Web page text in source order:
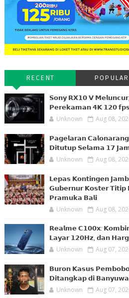
RECENT POPULAR
𝗦𝗼𝗻𝘆 𝗥𝗫𝟭𝟬 𝗩
𝗣𝗲𝗿𝗲𝗸𝗮𝗺𝗮𝗻 𝟰𝗞 𝟭𝟮𝟬 𝗳𝗽𝘀
Unknown Aug 08,
𝗣𝗮𝗴𝗲𝗹𝗮𝗿𝗮𝗻
𝗗𝗶𝘁𝘂𝘁𝘂𝗽 𝗦𝗲𝗹𝗮𝗺𝗮 𝟭𝟳
Unknown Aug 08,
𝗟𝗲𝗽𝗮𝘀 𝗞𝗼𝗻𝘁𝗶𝗻𝗴𝗲𝗻
𝗚𝘂𝗯𝗲𝗿𝗻𝘂𝗿 𝗞𝗼𝘀𝘁𝗲𝗿
𝗣𝗿𝗮𝗺𝘂𝗸𝗮 𝗕𝗮𝗹𝗶
Unknown Aug 08,
𝗥𝗲𝗮𝗹𝗺𝗲 𝗖𝟭𝟬𝟬𝘅:
𝗟𝗮𝘆𝗮𝗿 𝟭𝟮𝟬𝗛𝘇, 𝗱𝗮𝗻
Unknown Aug 07,
𝗕𝘂𝗿𝗼𝗻 𝗞𝗮𝘀𝘂𝘀
𝗗𝗶𝘁𝗮𝗻𝗴𝗸𝗮𝗽 𝗱𝗶
Unknown Aug 07,